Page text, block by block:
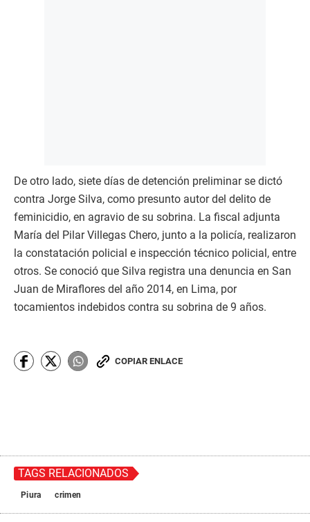
De otro lado, siete días de detención preliminar se dictó
contra Jorge Silva, como presunto autor del delito de
feminicidio, en agravio de su sobrina. La fiscal adjunta
María del Pilar Villegas Chero, junto a la policía, realizaron
la constatación policial e inspección técnico policial, entre
otros. Se conoció que Silva registra una denuncia en San
Juan de Miraflores del año 2014, en Lima, por
tocamientos indebidos contra su sobrina de 9 años.
COPIAR ENLACE
TAGS RELACIONADOS
Piura crimen